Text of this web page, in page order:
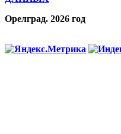
Орелград. 2026 год